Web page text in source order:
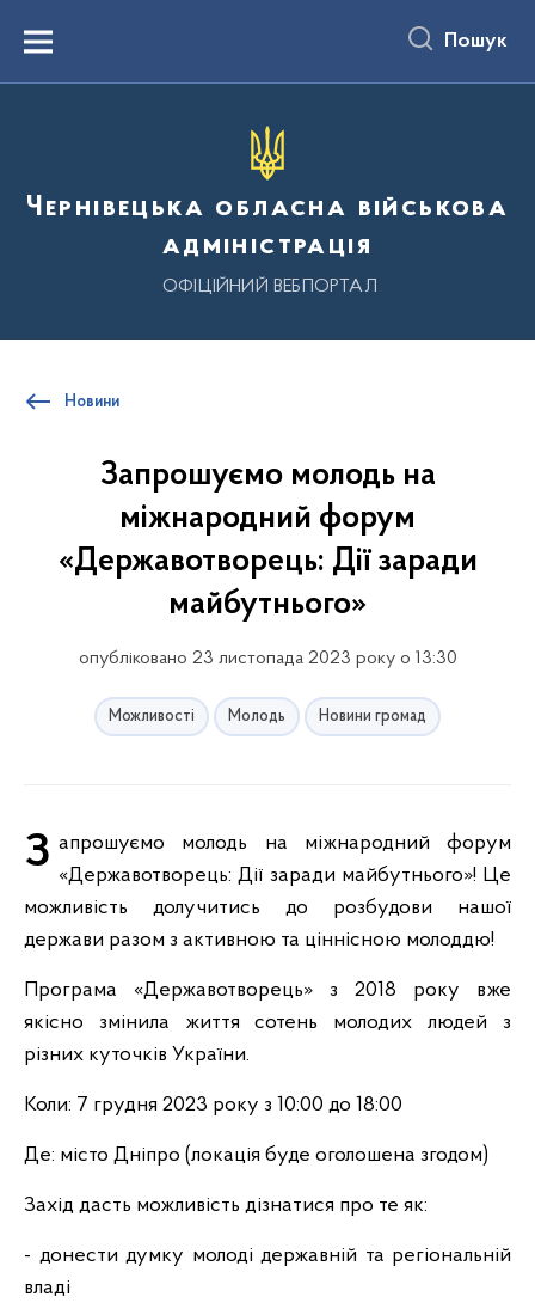
вмістуMenu Пошук
Чернівецька обласна військова
адміністрація
ОФІЦІЙНИЙ ВЕБПОРТАЛ
Новини
Запрошуємо молодь на
міжнародний форум
«Державотворець: Дії заради
майбутнього»
опубліковано 23 листопада 2023 року о 13:30
Можливості Молодь Новини громад
Запрошуємо молодь на міжнародний форум «Державотворець: Дії заради майбутнього»! Це
можливість долучитись до розбудови нашої
держави разом з активною та ціннісною молоддю!
Програма «Державотворець» з 2018 року вже
якісно змінила життя сотень молодих людей з
різних куточків України.
Коли: 7 грудня 2023 року з 10:00 до 18:00
Де: місто Дніпро (локація буде оголошена згодом)
Захід дасть можливість дізнатися про те як:
- донести думку молоді державній та регіональній
владі